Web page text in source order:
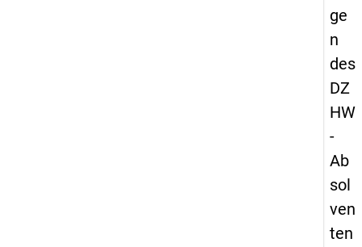
ge
n
des
DZ
HW
-
Ab
sol
ven
ten